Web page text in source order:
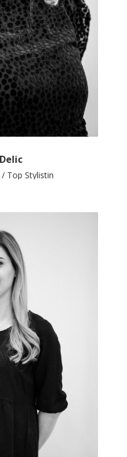
Top Stylistin